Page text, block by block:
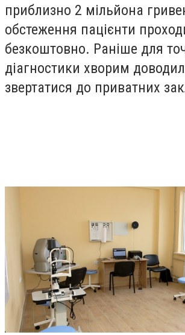
приблизно 2 мільйона
обстеження пацієнти
безкоштовно. Раніше для
діагностики хворим
звертатися до приватних